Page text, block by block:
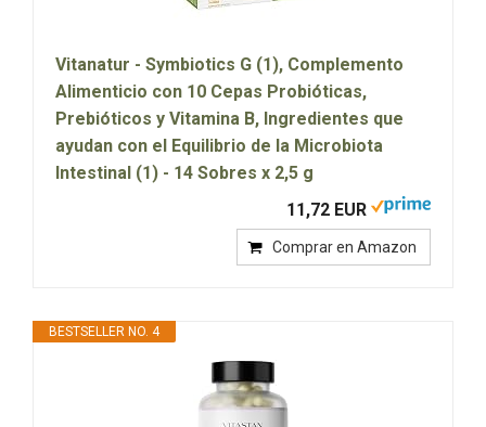
Vitanatur - Symbiotics G (1), Complemento
Alimenticio con 10 Cepas Probióticas,
Prebióticos y Vitamina B, Ingredientes que
ayudan con el Equilibrio de la Microbiota
Intestinal (1) - 14 Sobres x 2,5 g
11,72 EUR
Comprar en Amazon
BESTSELLER NO. 4